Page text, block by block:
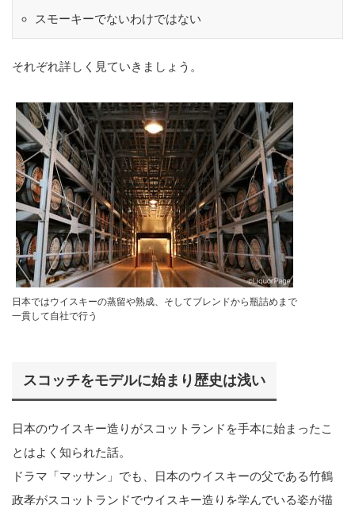
スモーキーでないわけではない
それぞれ詳しく見ていきましょう。
日本ではウイスキーの蒸留や熟成、そしてブレンドから瓶詰めまで
一貫して自社で行う
スコッチをモデルに始まり歴史は浅い
日本のウイスキー造りがスコットランドを手本に始まったこ
とはよく知られた話。
ドラマ「マッサン」でも、日本のウイスキーの父である竹鶴
政孝がスコットランドでウイスキー造りを学んでいる姿が描